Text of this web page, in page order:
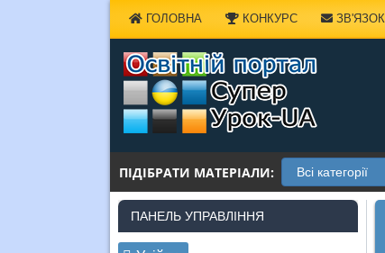
ГОЛОВНА КОНКУРС ЗВ'ЯЗОК
ПІДІБРАТИ МАТЕРІАЛИ:
ПАНЕЛЬ УПРАВЛІННЯ